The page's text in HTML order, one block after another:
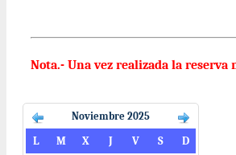
Nota.- Una vez realizada la reserva
Noviembre 2025
L M X J V S
D